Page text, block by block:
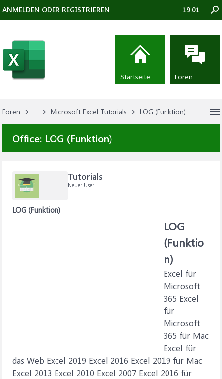
Foren ... Microsoft Excel Tutorials LOG (Funktion)
Office: LOG (Funktion)
Tutorials
Neuer User
LOG (Funktion)
LOG
(Funktio
n)
Excel für
Microsoft
365 Excel
für
Microsoft
365 für Mac
Excel für
das Web Excel 2019 Excel 2016 Excel 2019 für Mac
Excel 2013 Excel 2010 Excel 2007 Excel 2016 für
ANMELDEN ODER REGISTRIEREN 19:01
Startseite Foren